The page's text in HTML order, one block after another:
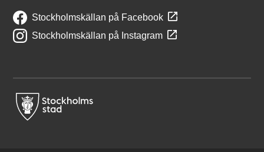
Stockholmskällan på Facebook
Stockholmskällan på Instagram